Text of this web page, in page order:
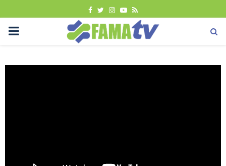
FACEBOOK
TWITTER
INSTAGRAM
YOUTUBE
RSS
PRIMARY